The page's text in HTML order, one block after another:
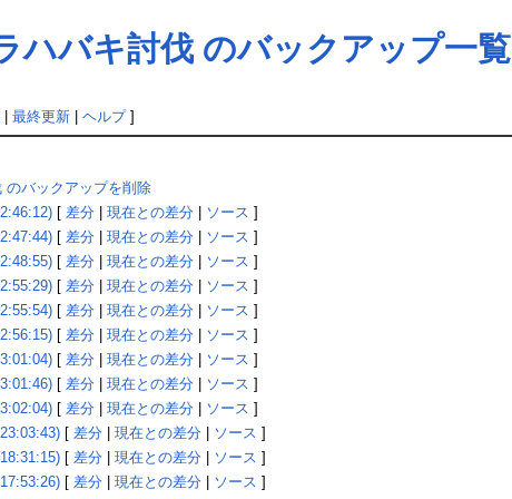
ハバキ討伐 のバックアップ一覧
| 最終更新| ヘルプ]
のバックアップを削除
[ 差分 |現在との差分 | ソース ]
[ 差分 |現在との差分 | ソース ]
[ 差分 |現在との差分 | ソース ]
[ 差分 |現在との差分 | ソース ]
[ 差分 |現在との差分 | ソース ]
[ 差分 |現在との差分 | ソース ]
[ 差分 |現在との差分 | ソース ]
[ 差分 |現在との差分 | ソース ]
[ 差分 |現在との差分 | ソース ]
[ 差分 |現在との差分 | ソース ]
[ 差分 |現在との差分 | ソース ]
[ 差分 |現在との差分 | ソース ]